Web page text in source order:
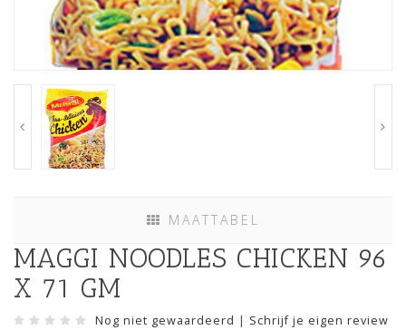
MAATTABEL
MAGGI NOODLES CHICKEN 96
X 71 GM
Nog niet gewaardeerd | Schrijf je eigen review